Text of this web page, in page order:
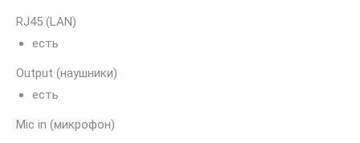
RJ45 (LAN)
есть
Output (наушники)
есть
Mic in (микрофон)